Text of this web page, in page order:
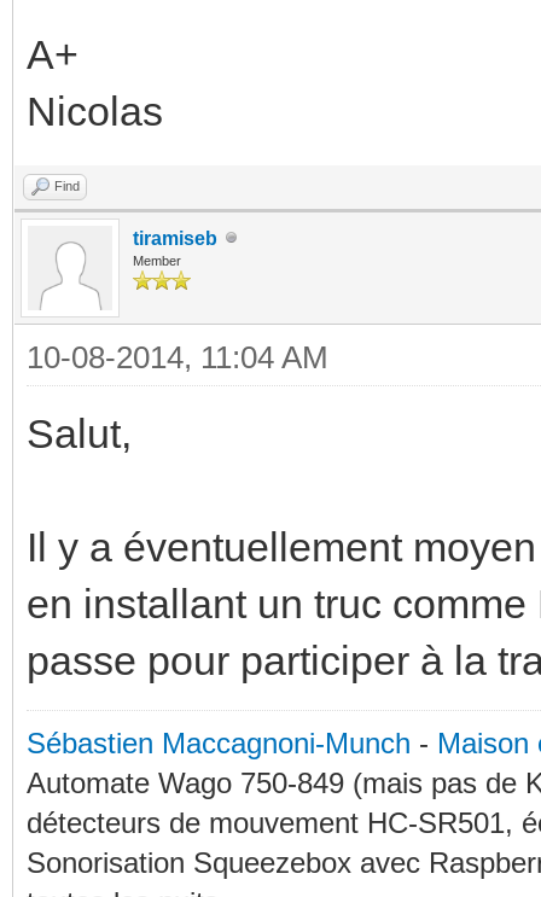
A+
Nicolas
Find
tiramiseb
Member
10-08-2014, 11:04 AM
Salut,
Il y a éventuellement
en installant un truc
passe pour participer à la
Sébastien Maccagnoni-Munch - Maison
Automate Wago 750-849 (mais pas de
détecteurs de mouvement HC-SR501,
Sonorisation Squeezebox avec